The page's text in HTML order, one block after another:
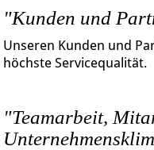
"Kunden und
Unseren Kunden und
höchste Servicequalität.
"Teamarbeit,